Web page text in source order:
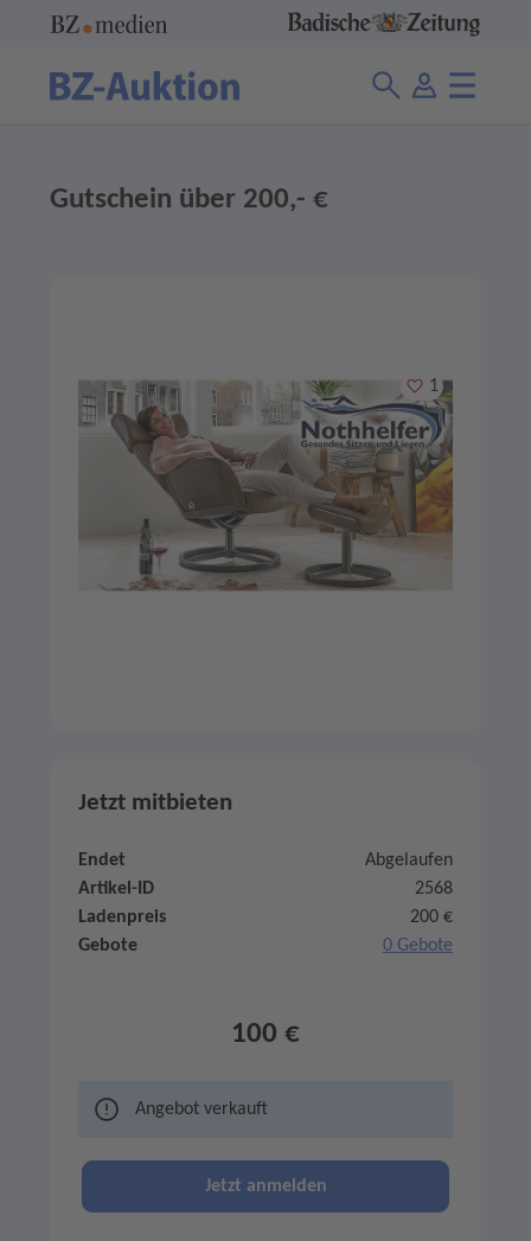
Gutschein über 200,- €
Merken
1
Jetzt mitbieten
Endet
Abgelaufen
Artikel-ID
2568
Ladenpreis
200 €
Gebote
0 Gebote
100 €
Angebot verkauft
Jetzt anmelden